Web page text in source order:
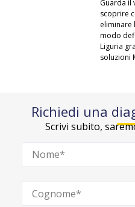
Guarda il
scoprire
eliminare
modo
Liguria
soluzioni
Richiedi una
Scrivi subito,